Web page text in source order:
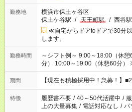
勤務地
横浜市保土ヶ谷区
保土ケ谷駅 / 天王町駅 / 西谷駅
≪自宅からドアtoドアで30分
します。
勤務時間
～シフト例～ 9:00～18:00（休憩60分） 7:00～16:00（休憩60
分） 10:00～19:00（休憩60分） ※Wワーク希望の方へ 今ご覧の
お仕事で希望する勤務時間と、
計が 週40時間を超えなければOK
期間 【現在も積極採用中！急募！】
特徴 履歴書不要 / 40～50代活躍中 /
上の大量募集 / 電話対応なし / パ